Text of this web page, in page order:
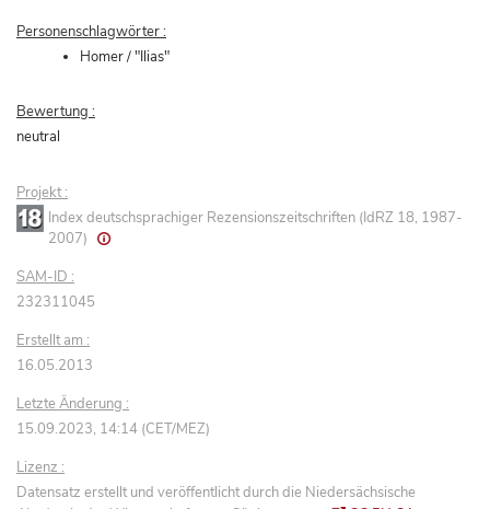
Personenschlagwörter :
Homer / "Ilias"
Bewertung :
neutral
Projekt :
Index deutschsprachiger Rezensionszeitschriften (IdRZ 18, 1987-
2007)
SAM-ID :
232311045
Erstellt am :
16.05.2013
Letzte Änderung :
15.09.2023, 14:14 (CET/MEZ)
Lizenz :
Datensatz erstellt und veröffentlicht durch die Niedersächsische